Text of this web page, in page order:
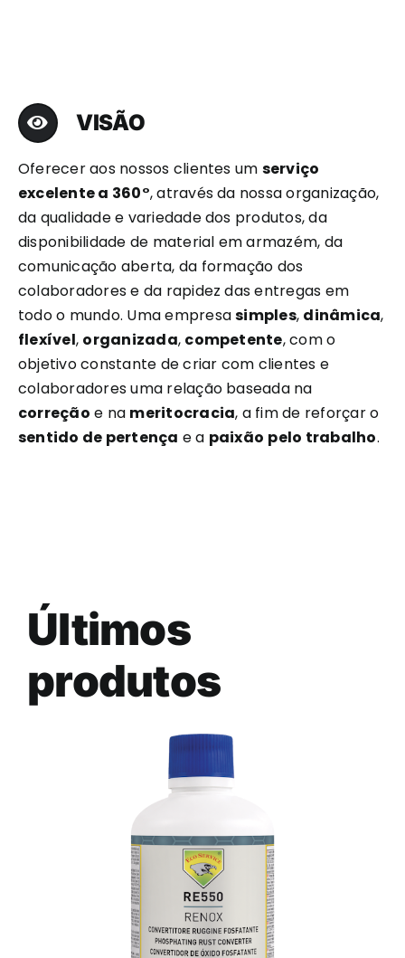
VISÃO
Oferecer aos nossos clientes um serviço
excelente a 360°, através da nossa organização,
da qualidade e variedade dos produtos, da
disponibilidade de material em armazém, da
comunicação aberta, da formação dos
colaboradores e da rapidez das entregas em
todo o mundo. Uma empresasimples, dinâmica,
flexível, organizada, competente, com o
objetivo constante de criar com clientes e
colaboradores uma relação baseada na
correção e na meritocracia, a fim de reforçar o
sentido de pertença e a paixão pelo trabalho.
Últimos
produtos